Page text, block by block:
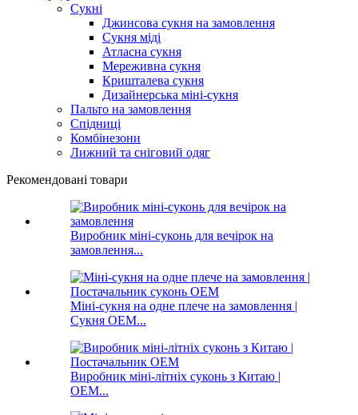
Сукні
Джинсова сукня на замовлення
Сукня міді
Атласна сукня
Мереживна сукня
Кришталева сукня
Дизайнерська міні-сукня
Пальто на замовлення
Спідниці
Комбінезони
Лижний та сніговий одяг
Рекомендовані товари
Виробник міні-суконь для вечірок на
замовлення...
Міні-сукня на одне плече на замовлення |
Сукня OEM...
Виробник міні-літніх суконь з Китаю |
OEM...